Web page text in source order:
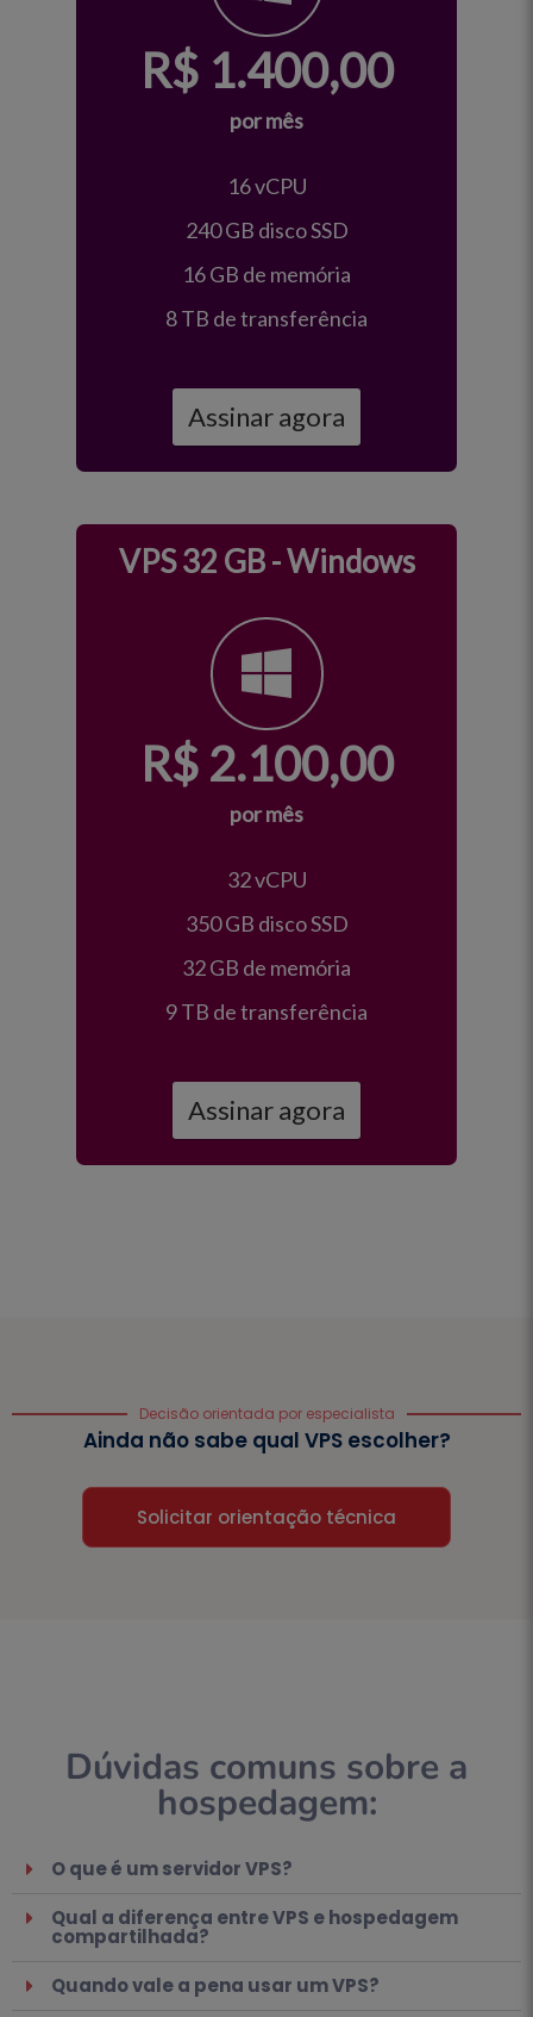
R$ 1.400,00
por mês
16 vCPU
240 GB disco SSD
16 GB de memória
8 TB de transferência
Assinar agora
VPS 32 GB - Windows
R$ 2.100,00
por mês
32 vCPU
350 GB disco SSD
32 GB de memória
9 TB de transferência
Assinar agora
Decisão orientada por especialista
Ainda não sabe qual VPS escolher?
Solicitar orientação técnica
Dúvidas comuns sobre a
hospedagem:
O que é um servidor VPS?
Qual a diferença entre VPS e hospedagem
compartilhada?
Quando vale a pena usar um VPS?